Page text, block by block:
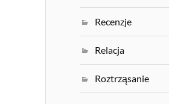
Recenzje
Relacja
Roztrząsanie